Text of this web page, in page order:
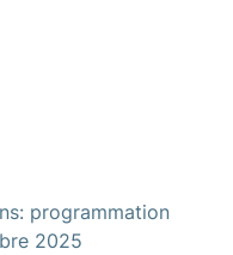
programmation
2025